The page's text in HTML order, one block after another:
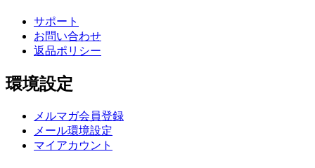
サポート
お問い合わせ
返品ポリシー
環境設定
メルマガ会員登録
メール環境設定
マイアカウント